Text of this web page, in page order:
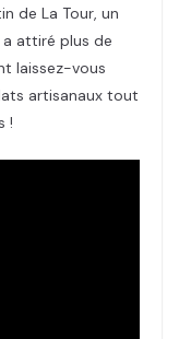
de La Tour, un
attiré plus de
laissez-vous
artisanaux tout
!